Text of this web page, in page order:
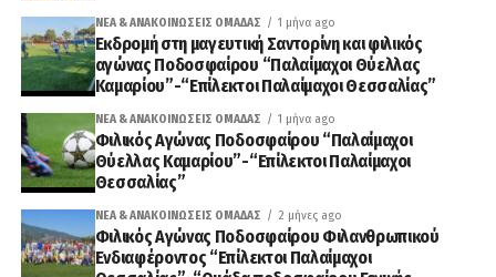
ΝΈΑ & ΑΝΑΚΟΙΝΏΣΕΙΣ ΟΜΆΔΑΣ 1 μήνα ago
Εκδρομή στη μαγευτική Σαντορίνη και φιλικός
αγώνας Ποδοσφαίρου “Παλαίμαχοι Θύελλας
Καμαρίου”-“Επίλεκτοι Παλαίμαχοι Θεσσαλίας”
ΝΈΑ & ΑΝΑΚΟΙΝΏΣΕΙΣ ΟΜΆΔΑΣ 1 μήνα ago
Φιλικός Αγώνας Ποδοσφαίρου “Παλαίμαχοι
Θύελλας Καμαρίου”-“Επίλεκτοι Παλαίμαχοι
Θεσσαλίας”
ΝΈΑ & ΑΝΑΚΟΙΝΏΣΕΙΣ ΟΜΆΔΑΣ 2 μήνες ago
Φιλικός Αγώνας Ποδοσφαίρου Φιλανθρωπικού
Ενδιαφέροντος “Επίλεκτοι Παλαίμαχοι